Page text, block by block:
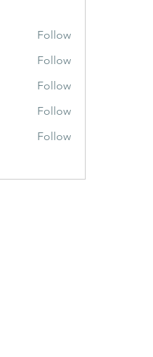
Follow
Follow
Follow
Follow
Follow